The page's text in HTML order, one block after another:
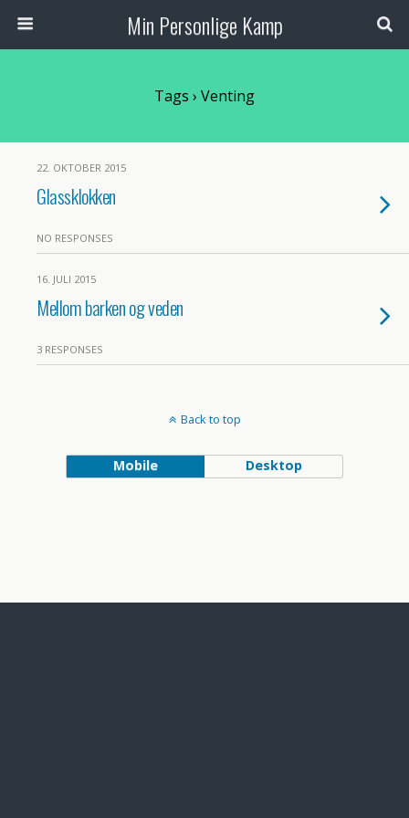
Min Personlige Kamp
Tags › Venting
22. OKTOBER 2015
Glassklokken
NO RESPONSES
16. JULI 2015
Mellom barken og veden
3 RESPONSES
Back to top
Mobile Desktop